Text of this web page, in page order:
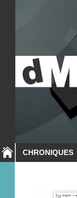
CHRONIQUES